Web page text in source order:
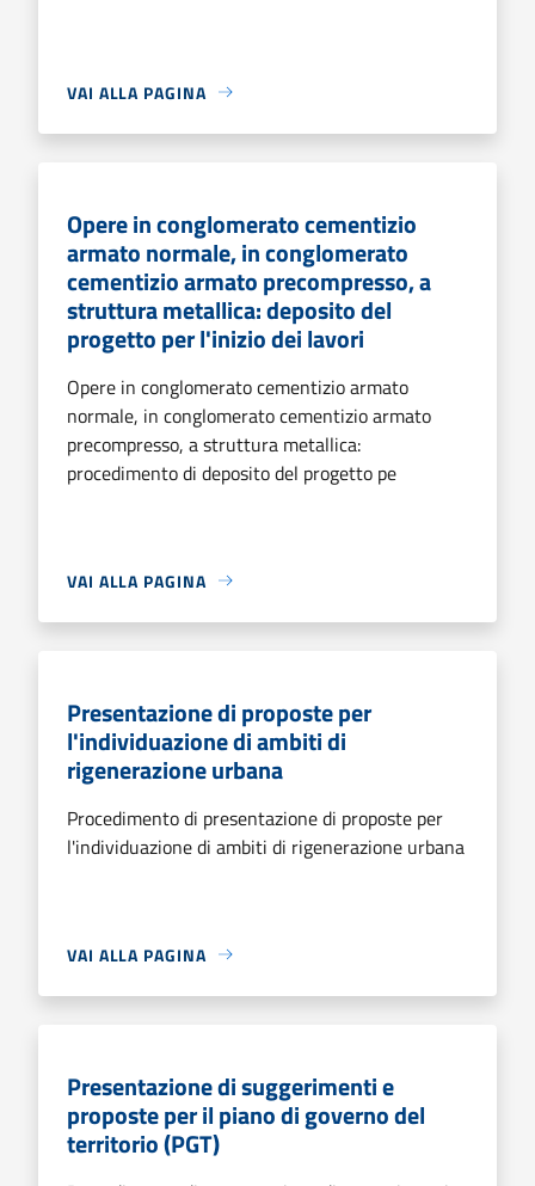
VAI ALLA PAGINA
Opere in conglomerato cementizio
armato normale, in conglomerato
cementizio armato precompresso, a
struttura metallica: deposito del
progetto per l'inizio dei lavori
Opere in conglomerato cementizio armato
normale, in conglomerato cementizio armato
precompresso, a struttura metallica:
procedimento di deposito del progetto pe
VAI ALLA PAGINA
Presentazione di proposte per
l'individuazione di ambiti di
rigenerazione urbana
Procedimento di presentazione di proposte per
l'individuazione di ambiti di rigenerazione urbana
VAI ALLA PAGINA
Presentazione di suggerimenti e
proposte per il piano di governo del
territorio (PGT)